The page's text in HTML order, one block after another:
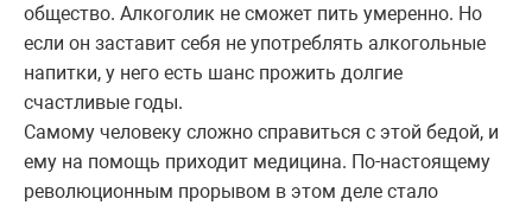
общество. Алкоголик не сможет пить умеренно. Но
если он заставит себя не употреблять алкогольные
напитки, у него есть шанс прожить долгие
счастливые годы.
Самому человеку сложно справиться с этой бедой, и
ему на помощь приходит медицина. По-настоящему
революционным прорывом в этом деле стало